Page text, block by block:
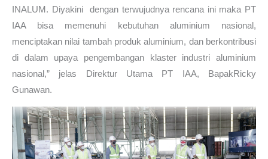
INALUM. Diyakini dengan terwujudnya rencana ini maka PT
IAA bisa memenuhi kebutuhan aluminium nasional,
menciptakan nilai tambah produk aluminium, dan berkontribusi
di dalam upaya pengembangan klaster industri aluminium
nasional,” jelas Direktur Utama PT IAA, BapakRicky
Gunawan.